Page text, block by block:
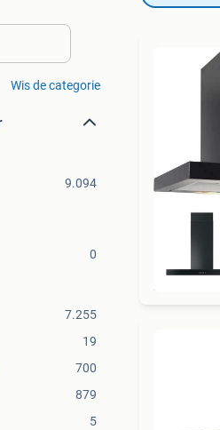
Wis de categorie
9.094
0
7.255
19
700
879
5